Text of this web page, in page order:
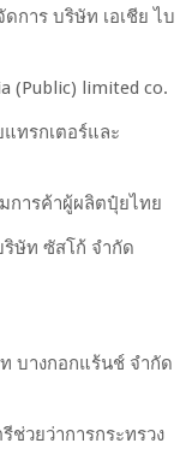
การ บริษัท เอเชีย ไบ
(Public) limited co.
ทรกเตอร์และ
การค้าผู้ผลิตปุ๋ยไทย
ษัท ซัสโก้ จํากัด
บางกอกแร้นช์ จํากัด
วยว่าการกระทรวง